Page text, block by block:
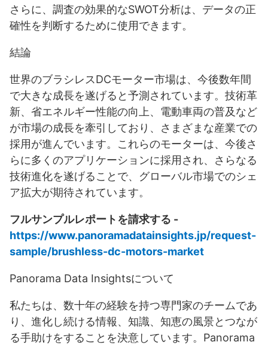
さらに、調査の効果的なSWOT分析は、データの正
確性を判断するために使用できます。
結論
世界のブラシレスDCモーター市場は、今後数年間
で大きな成長を遂げると予測されています。技術革
新、省エネルギー性能の向上、電動車両の普及など
が市場の成長を牽引しており、さまざまな産業での
採用が進んでいます。これらのモーターは、今後さ
らに多くのアプリケーションに採用され、さらなる
技術進化を遂げることで、グローバル市場でのシェ
ア拡大が期待されています。
フルサンプルレポートを請求する -
https://www.panoramadatainsights.jp/request-
sample/brushless-dc-motors-market
Panorama Data Insightsについて
私たちは、数十年の経験を持つ専門家のチームであ
り、進化し続ける情報、知識、知恵の風景とつなが
る手助けをすることを決意しています。Panorama